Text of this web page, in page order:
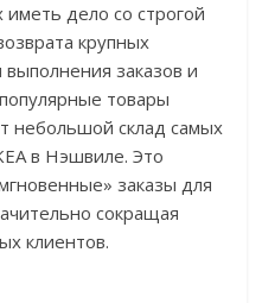
дело со строгой
крупных
заказов и
товары
небольшой склад самых
в Нэшвиле. Это
заказы для
сокращая
клиентов.